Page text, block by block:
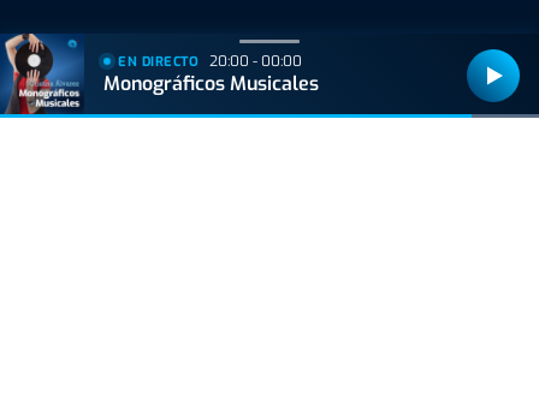
EN DIRECTO 20:00 - 00:00
Monográficos Musicales